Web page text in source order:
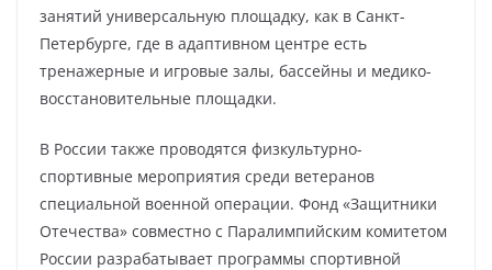
занятий универсальную площадку, как в Санкт-
Петербурге, где в адаптивном центре есть
тренажерные и игровые залы, бассейны и медико-
восстановительные площадки.
В России также проводятся физкультурно-
спортивные мероприятия среди ветеранов
специальной военной операции. Фонд «Защитники
Отечества» совместно с Паралимпийским комитетом
России разрабатывает программы спортивной